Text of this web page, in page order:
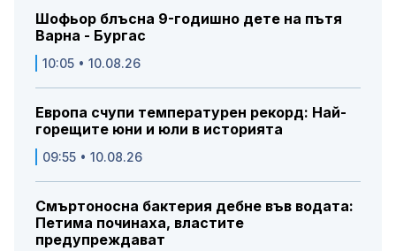
Шофьор блъсна 9-годишно дете на пътя
Варна - Бургас
10:05 • 10.08.26
Европа счупи температурен рекорд: Най-
горещите юни и юли в историята
09:55 • 10.08.26
Смъртоносна бактерия дебне във водата:
Петима починаха, властите
предупреждават